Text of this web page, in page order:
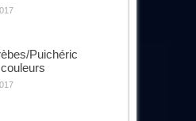
Puichéric